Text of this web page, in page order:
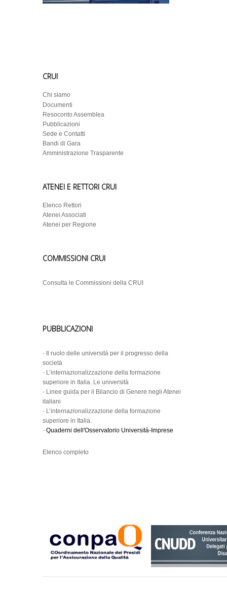
CRUI
Chi siamo
Documenti
Resoconto Assemblea
Pubblicazioni
Sede e Contatti
Bandi di Gara
Amministrazione Trasparente
ATENEI E RETTORI CRUI
Elenco Rettori
Atenei Associati
Atenei per Regione
COMMISSIONI CRUI
Consulta le Commissioni della CRUI
PUBBLICAZIONI
-
Il ruolo delle università per il progresso della
società
- L’internazionalizzazione della formazione
superiore in Italia. Le università
- Linee guida per il Bilancio di Genere negli Atenei
italiani
- L’internazionalizzazione della formazione
superiore in Italia.
- Quaderni dell'Osservatorio Università-Imprese
Elenco completo